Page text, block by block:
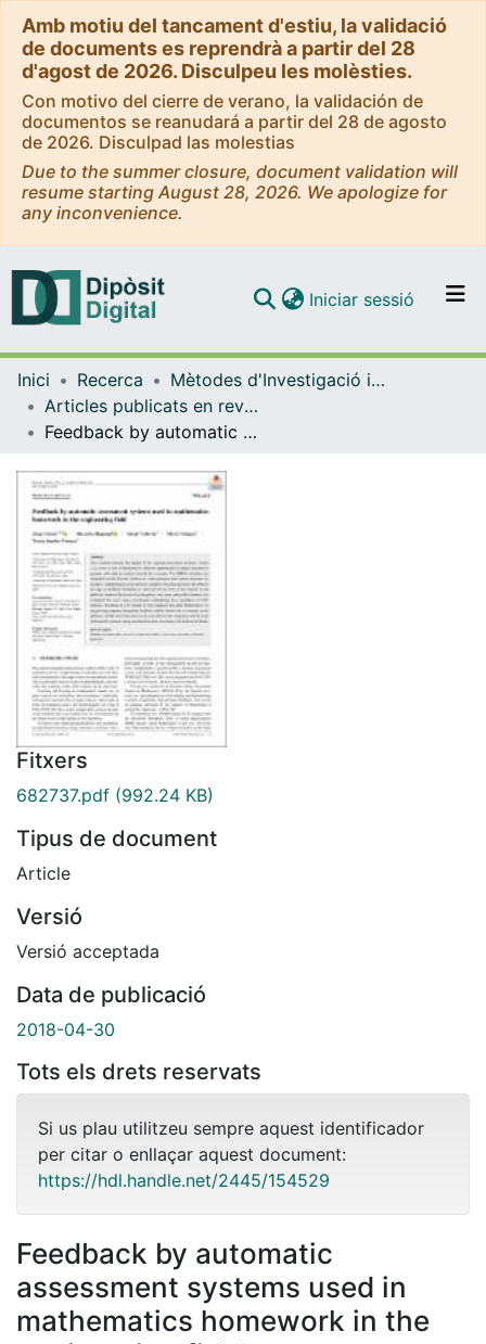
Amb motiu del tancament d'estiu, la validació
de documents es reprendrà a partir del 28
d'agost de 2026. Disculpeu les molèsties.
Con motivo del cierre de verano, la validación de
documentos se reanudará a partir del 28 de agosto
de 2026. Disculpad las molestias
Due to the summer closure, document validation will
resume starting August 28, 2026. We apologize for
any inconvenience.
Navega per tot el DD
Iniciar sessió (current)
Inici Recerca
Mètodes d'Investigació i Diagnòstic en Educació
Articles publicats en revistes (Mètodes d'Investigació i Diagnòstic en Educació)
Feedback by automatic assessment systems used in mathematics homework in the engineering field
Fitxers
682737.pdf (992.24 KB)
Tipus de document
Article
Versió
Versió acceptada
Data de publicació
2018-04-30
Tots els drets reservats
Si us plau utilitzeu sempre aquest identificador
per citar o enllaçar aquest document:
https://hdl.handle.net/2445/154529
Feedback by automatic
assessment systems used in
mathematics homework in the